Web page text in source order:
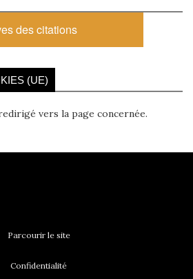
des citations
(UE)
vers la page concernée.
Parcourir le site
Confidentialité